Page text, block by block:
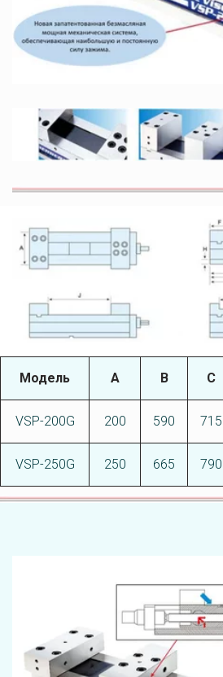
Модель А В C
VSP-200G 200 590 715
VSP-250G 250 665 790